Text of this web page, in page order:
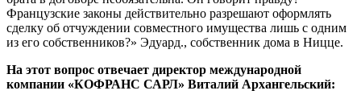
Французские законы действительно разрешают оформлять
сделку об отчуждении совместного имущества лишь с одним
из его собственников?» Эдуард., собственник дома в Ницце.
На этот вопрос отвечает директор международной
компании «КОФРАНС САРЛ» Виталий Архангельский: